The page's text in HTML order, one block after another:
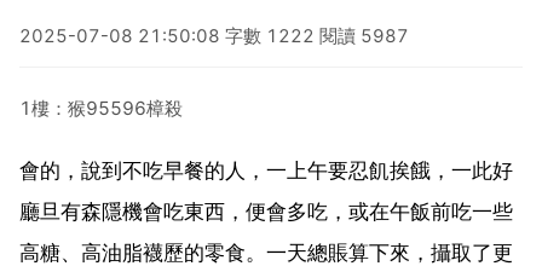
2025-07-08 21:50:08 字數 1222 閱讀 5987
1樓：猴95596樟殺
會的，說到不吃早餐的人，一上午要忍飢挨餓，一此好
廳旦有森隱機會吃東西，便會多吃，或在午飯前吃一些
高糖、高油脂襪歷的零食。一天總賬算下來，攝取了更